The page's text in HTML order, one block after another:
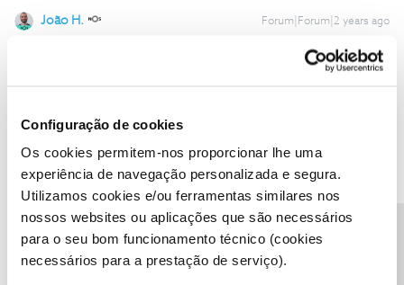
Configuração de cookies
Os cookies permitem-nos proporcionar lhe uma
experiência de navegação personalizada e segura.
Utilizamos cookies e/ou ferramentas similares nos
nossos websites ou aplicações que são necessários
para o seu bom funcionamento técnico (cookies
necessários para a prestação de serviço).
João H. Forum|Forum|2 years ago
Obrigado
Siga os perfis da moderação, através da opção "Seguir", para estar
sempre a par das ultimas novidades.